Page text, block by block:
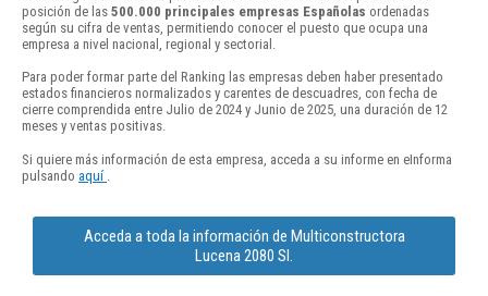
posición de las 500.000 principales empresas Españolas ordenadas
según su cifra de ventas, permitiendo conocer el puesto que ocupa una
empresa a nivel nacional, regional y sectorial.
Para poder formar parte del Ranking las empresas deben haber presentado
estados financieros normalizados y carentes de descuadres, con fecha de
cierre comprendida entre Julio de 2024 y Junio de 2025, una duración de 12
meses y ventas positivas.
Si quiere más información de esta empresa, acceda a su informe en eInforma
pulsando aquí
Acceda a toda la información de Multiconstructora
Lucena 2080 Sl.